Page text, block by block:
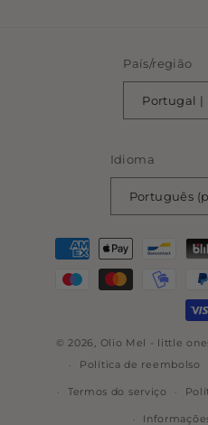
País/região
Idioma
Português
Métodos
pagamento
© 2026, Olio Mel - little
Política de reembolso
Termos do serviço